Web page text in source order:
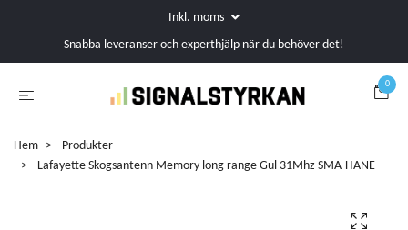
Inkl. moms
Snabba leveranser och experthjälp när du behöver det!
0
Hem
Produkter
Lafayette Skogsantenn Memory long range Gul 31Mhz SMA-HANE